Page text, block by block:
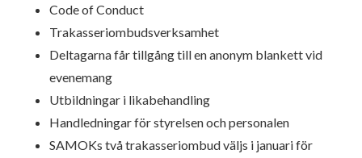
Code of Conduct
Trakasseriombudsverksamhet
Deltagarna får tillgång till en anonym blankett vid
evenemang
Utbildningar i likabehandling
Handledningar för styrelsen och personalen
SAMOKs två trakasseriombud väljs i januari för